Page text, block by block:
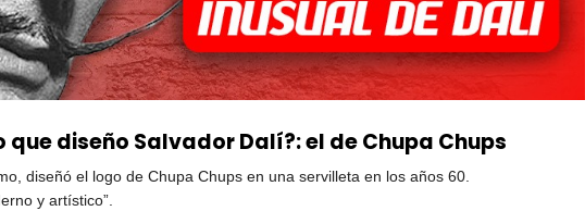
diseño Salvador Dalí?: el de Chupa Chups
diseñó el logo de Chupa Chups en una servilleta en los años 60.
y artístico”.